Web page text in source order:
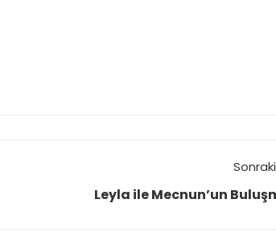
Leyla ile Mecnun’un